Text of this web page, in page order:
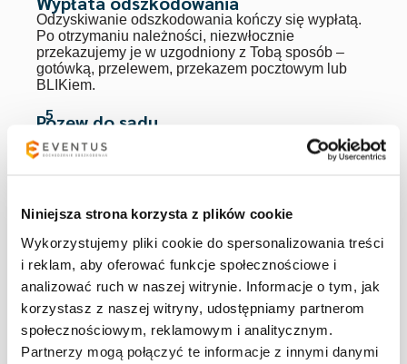
Niniejsza strona korzysta z plików cookie
Wykorzystujemy pliki cookie do spersonalizowania treści
i reklam, aby oferować funkcje społecznościowe i
analizować ruch w naszej witrynie. Informacje o tym, jak
korzystasz z naszej witryny, udostępniamy partnerom
społecznościowym, reklamowym i analitycznym.
Partnerzy mogą połączyć te informacje z innymi danymi
Odzyskiwanie odszkodowania kończy się wypłatą.
Po otrzymaniu należności, niezwłocznie
przekazujemy je w uzgodniony z Tobą sposób –
gotówką, przelewem, przekazem pocztowym lub
BLIKiem.
5
Pozew do sądu
Często polubowne załatwienie sprawy w sposób
korzystny dla Klienta nie jest możliwe. Gdy zakład
ubezpieczycielem na drodze sądowej.
6
Dopłata odszkodowania
Wyrok sądu lub ugoda zawarta w toku
postępowania sądowego kończą sprawę. Po
wpływie środków i rozliczeniu sprawy,
przekazujemy je Klientom.